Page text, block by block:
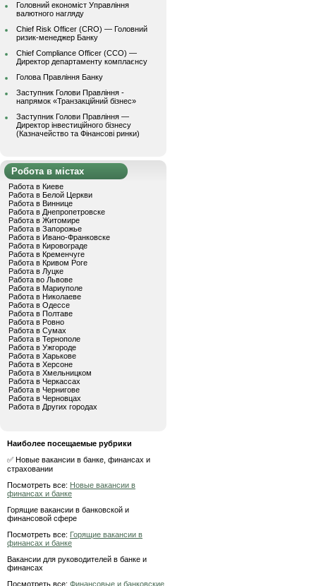
Головний економіст Управління
валютного нагляду
Chief Risk Officer (CRO) — Головний
ризик-менеджер Банку
Chief Compliance Officer (CCO) —
Директор департаменту комплаєнсу
Голова Правління Банку
Заступник Голови Правління -
напрямок «Транзакційний бізнес»
Заступник Голови Правління —
Директор інвестиційного бізнесу
(Казначейство та Фінансові ринки)
Робота в містах
Работа в Киеве
Работа в Белой Церкви
Работа в Виннице
Работа в Днепропетровске
Работа в Житомире
Работа в Запорожье
Работа в Ивано-Франковске
Работа в Кировограде
Работа в Кременчуге
Работа в Кривом Роге
Работа в Луцке
Работа во Львове
Работа в Мариуполе
Работа в Николаеве
Работа в Одессе
Работа в Полтаве
Работа в Ровно
Работа в Сумах
Работа в Тернополе
Работа в Ужгороде
Работа в Харькове
Работа в Херсоне
Работа в Хмельницком
Работа в Черкассах
Работа в Чернигове
Работа в Черновцах
Работа в Других городах
Наиболее посещаемые рубрики
✅ Новые вакансии в банке, финансах и
страховании
Посмотреть все: Новые вакансии в
финансах и банке
Горящие вакансии в банковской и
финансовой сфере
Посмотреть все: Горящие вакансии в
финансах и банке
Вакансии для руководителей в банке и
финансах
Посмотреть все: Финансовые и банковские